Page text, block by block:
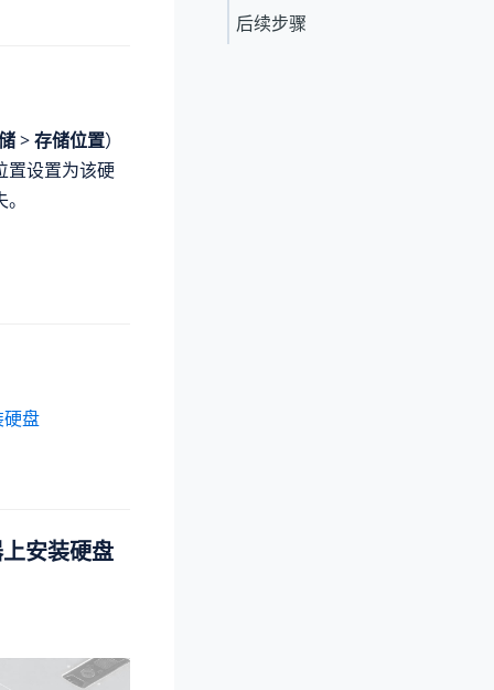
>存储位置）
置设置为该硬
盘
安装硬盘
后续步骤